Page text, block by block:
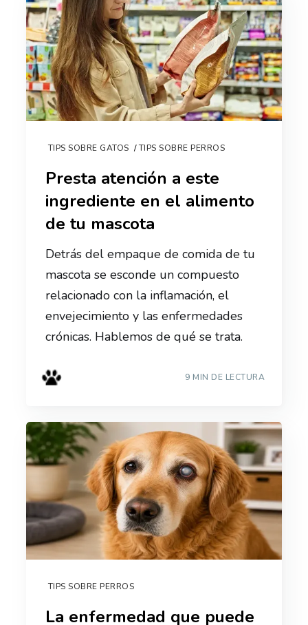
TIPS SOBRE GATOS TIPS SOBRE PERROS
Presta atención a este
ingrediente en el alimento
de tu mascota
Detrás del empaque de comida de tu
mascota se esconde un compuesto
relacionado con la inflamación, el
envejecimiento y las enfermedades
crónicas. Hablemos de qué se trata.
9 MIN DE LECTURA
TIPS SOBRE PERROS
La enfermedad que puede